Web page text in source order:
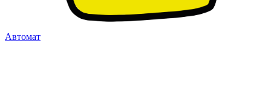
Автомат